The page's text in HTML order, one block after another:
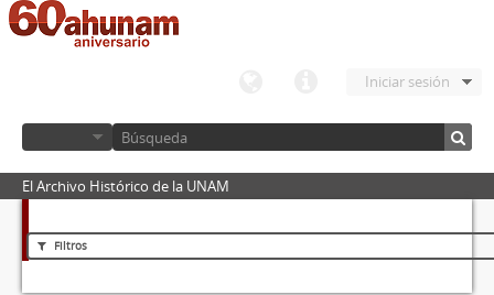
Iniciar sesión
El Archivo Histórico de la UNAM
Filtros